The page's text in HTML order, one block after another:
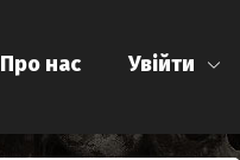
Увійти
Про нас